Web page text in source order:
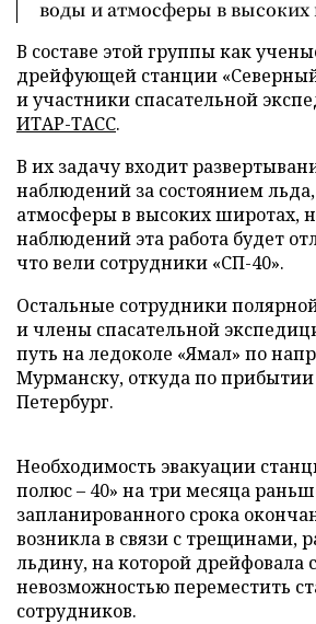
воды и атмосферы в высоких
В составе этой группы как
дрейфующей станции
и участники спасательной
ИТАР-ТАСС.
В их задачу входит
наблюдений за состоянием
атмосферы в высоких широтах,
наблюдений эта работа будет
что вели сотрудники «СП-40».
Остальные сотрудники
и члены спасательной
путь на ледоколе «Ямал» по
Мурманску, откуда по прибытии
Петербург.
Необходимость эвакуации
полюс – 40» на три месяца
запланированного срока
возникла в связи с трещинами,
льдину, на которой дрейфовала
невозможностью переместить
сотрудников.